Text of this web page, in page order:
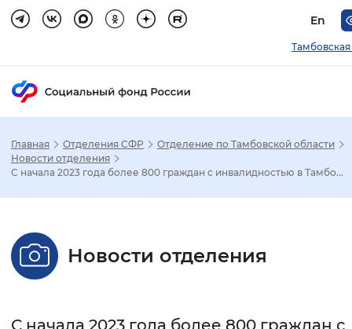
En
Настройка режима отображения
Стандартный Увеличенный
Главная Отделения СФР
Отделение по Тамбовской области
Новости отделения
С начала 2023 года более 800 граждан с инвалидностью в Тамбо...
Новости отделения